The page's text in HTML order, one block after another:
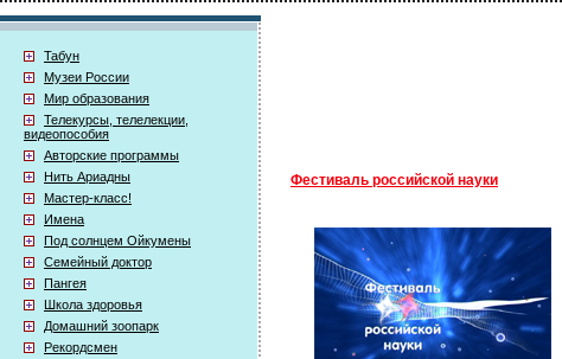
Табун
Музеи России
Мир образования
Телекурсы, телелекции,
видеопособия
Авторские программы
Нить Ариадны
Мастер-класс!
Имена
Под солнцем Ойкумены
Семейный доктор
Пангея
Школа здоровья
Домашний зоопарк
Рекордсмен
Фестиваль российской науки